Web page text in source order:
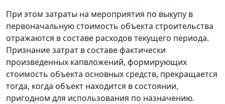
При этом затраты на мероприятия по выкупу в
первоначальную стоимость объекта строительства
отражаются в составе расходов текущего периода.
Признание затрат в составе фактически
произведенных капвложений, формирующих
стоимость объекта основных средств, прекращается
тогда, когда объект находится в состоянии,
пригодном для использования по назначению.